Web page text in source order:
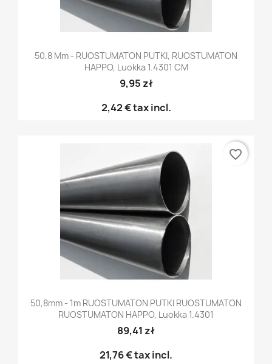
50,8 Mm - RUOSTUMATON PUTKI, RUOSTUMATON
HAPPO, Luokka 1.4301 CM
9,95 zł
2,42 €tax incl.
50,8mm - 1m RUOSTUMATON PUTKI RUOSTUMATON
RUOSTUMATON HAPPO, Luokka 1.4301
89,41 zł
21,76 €tax incl.
favorite_border